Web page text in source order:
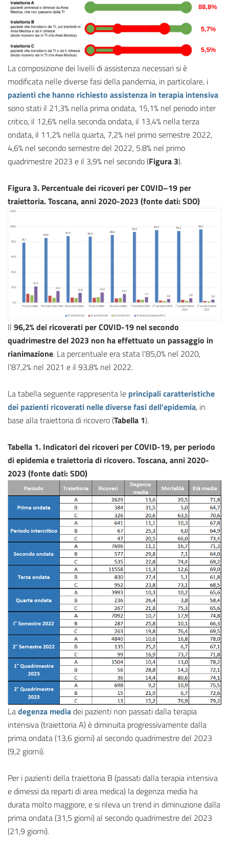
La composizione dei livelli di assistenza necessari si è
modificata nelle diverse fasi della pandemia, in particolare, i
pazienti che hanno richiesto assistenza in terapia intensiva
sono stati il 21,3% nella prima ondata, 15,1% nel periodo inter
critico, il 12,6% nella seconda ondata, il 13,4% nella terza
ondata, il 11,2% nella quarta, 7,2% nel primo semestre 2022,
4,6% nel secondo semestre del 2022, 5.8% nel primo
quadrimestre 2023 e il 3,9% nel secondo (Figura 3).
Figura 3. Percentuale dei ricoveri per COVID–19 per
traiettoria. Toscana, anni 2020-2023 (fonte dati: SDO)
Il 96,2% dei ricoverati per COVID-19 nel secondo
quadrimestre del 2023 non ha effettuato un passaggio in
rianimazione. La percentuale era stata l'85,0% nel 2020,
l'87,2% nel 2021 e il 93,8% nel 2022.
La tabella seguente rappresenta le principali caratteristiche
dei pazienti ricoverati nelle diverse fasi dell’epidemia, in
base alla traiettoria di ricovero (Tabella 1).
Tabella 1. Indicatori dei ricoveri per COVID-19, per periodo
di epidemia e traiettoria di ricovero. Toscana, anni 2020-
2023 (fonte dati: SDO)
Ladegenza mediadei pazienti non passati dalla terapia
intensiva (traiettoria A) è diminuita progressivamente dalla
prima ondata (13,6 giorni) al secondo quadrimestre del 2023
(9,2 giorni).
Per i pazienti della traiettoria B (passati dalla terapia intensiva
e dimessi da reparti di area medica) la degenza media ha
durata molto maggiore, e si rileva un trend in diminuzione dalla
prima ondata (31,5 giorni) al secondo quadrimestre del 2023
(21,9 giorni).